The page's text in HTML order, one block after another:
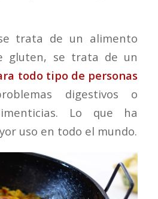
trata de un alimento
gluten, se trata de un
todo tipo de personas
digestivos o
Lo que ha
uso en todo el mundo.